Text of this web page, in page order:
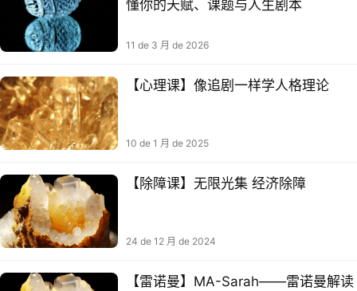
懂你的天赋、课题与人生剧本
11 de 3 月 de 2026
【心理课】像追剧一样学人格理论
10 de 1 月 de 2025
【除障课】无限光集 经济除障
24 de 12 月 de 2024
【雷诺曼】MA-Sarah——雷诺曼解读